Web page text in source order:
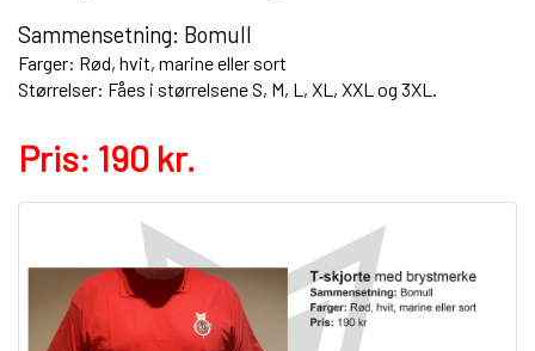
Sammensetning: Bomull
Farger: Rød, hvit, marine eller sort
Størrelser: Fåes i størrelsene S, M, L, XL, XXL og 3XL.
Pris: 190 kr.